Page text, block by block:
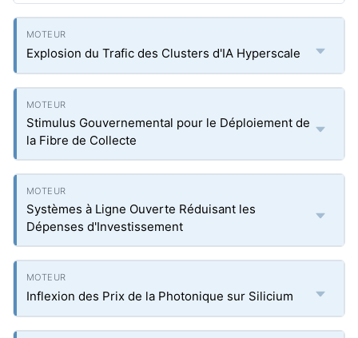
Explosion du Trafic des Clusters d'IA Hyperscale
Stimulus Gouvernemental pour le Déploiement de
la Fibre de Collecte
Systèmes à Ligne Ouverte Réduisant les
Dépenses d'Investissement
Inflexion des Prix de la Photonique sur Silicium